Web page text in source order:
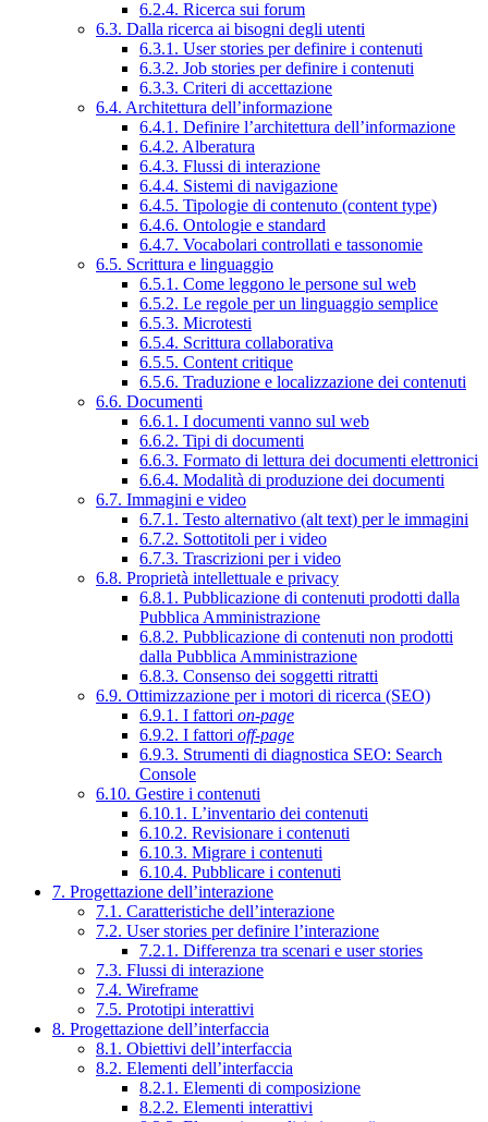
6.2.4. Ricerca sui forum
6.3. Dalla ricerca ai bisogni degli utenti
6.3.1. User stories per definire i contenuti
6.3.2. Job stories per definire i contenuti
6.3.3. Criteri di accettazione
6.4. Architettura dell’informazione
6.4.1. Definire l’architettura dell’informazione
6.4.2. Alberatura
6.4.3. Flussi di interazione
6.4.4. Sistemi di navigazione
6.4.5. Tipologie di contenuto (content type)
6.4.6. Ontologie e standard
6.4.7. Vocabolari controllati e tassonomie
6.5. Scrittura e linguaggio
6.5.1. Come leggono le persone sul web
6.5.2. Le regole per un linguaggio semplice
6.5.3. Microtesti
6.5.4. Scrittura collaborativa
6.5.5. Content critique
6.5.6. Traduzione e localizzazione dei contenuti
6.6. Documenti
6.6.1. I documenti vanno sul web
6.6.2. Tipi di documenti
6.6.3. Formato di lettura dei documenti elettronici
6.6.4. Modalità di produzione dei documenti
6.7. Immagini e video
6.7.1. Testo alternativo (alt text) per le immagini
6.7.2. Sottotitoli per i video
6.7.3. Trascrizioni per i video
6.8. Proprietà intellettuale e privacy
6.8.1. Pubblicazione di contenuti prodotti dalla
Pubblica Amministrazione
6.8.2. Pubblicazione di contenuti non prodotti
dalla Pubblica Amministrazione
6.8.3. Consenso dei soggetti ritratti
6.9. Ottimizzazione per i motori di ricerca (SEO)
6.9.1. I fattori on-page
6.9.2. I fattori off-page
6.9.3. Strumenti di diagnostica SEO: Search
Console
6.10. Gestire i contenuti
6.10.1. L’inventario dei contenuti
6.10.2. Revisionare i contenuti
6.10.3. Migrare i contenuti
6.10.4. Pubblicare i contenuti
7. Progettazione dell’interazione
7.1. Caratteristiche dell’interazione
7.2. User stories per definire l’interazione
7.2.1. Differenza tra scenari e user stories
7.3. Flussi di interazione
7.4. Wireframe
7.5. Prototipi interattivi
8. Progettazione dell’interfaccia
8.1. Obiettivi dell’interfaccia
8.2. Elementi dell’interfaccia
8.2.1. Elementi di composizione
8.2.2. Elementi interattivi